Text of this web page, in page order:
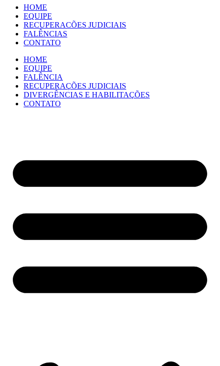
HOME
EQUIPE
RECUPERACÕES JUDICIAIS
FALÊNCIAS
CONTATO
HOME
EQUIPE
FALÊNCIA
RECUPERAÇÕES JUDICIAIS
DIVERGÊNCIAS E HABILITAÇÕES
CONTATO